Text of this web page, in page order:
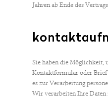
Jahren ab Ende des
Sie haben die Möglichkeit,
Kontaktformular oder
es zur Verarbeitung
Wir verarbeiten Ihre